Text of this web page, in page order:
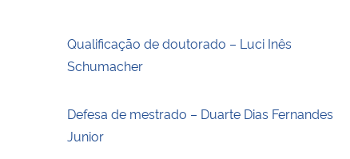
Qualificação de doutorado – Luci Inês
Schumacher
Defesa de mestrado – Duarte Dias Fernandes
Junior